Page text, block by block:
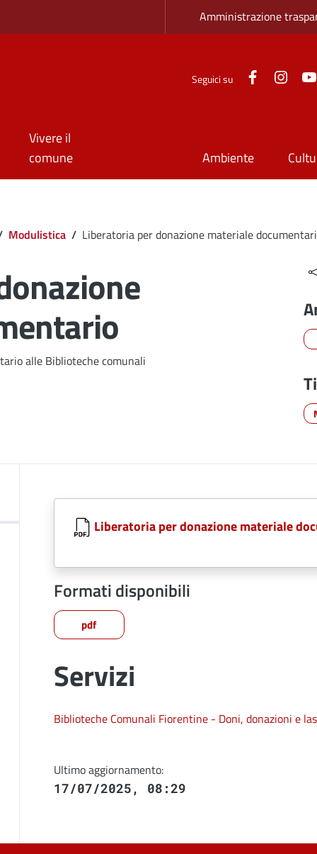
Zona
Amministrazione
Seguici su Facebook
Vivere il
comune
Ambiente
Modulistica / Liberatoria per donazione materiale
alle Biblioteche comunali
Liberatoria per donazione materiale
Formati disponibili
pdf
Servizi
Biblioteche Comunali Fiorentine - Doni, donazioni e
Ultimo aggiornamento:
17/07/2025, 08:29